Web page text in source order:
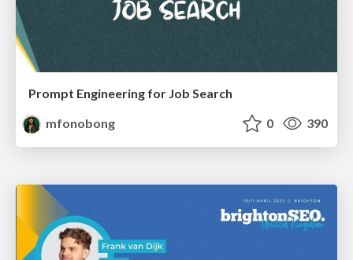
Prompt Engineering for Job Search
mfonobong
0 390